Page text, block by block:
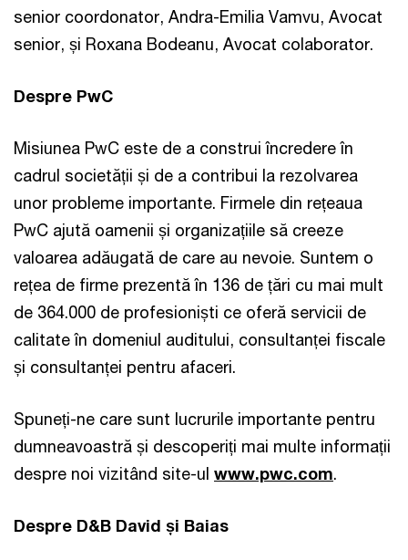
senior coordonator, Andra-Emilia Vamvu, Avocat
senior, și Roxana Bodeanu, Avocat colaborator.
Despre PwC
Misiunea PwC este de a construi încredere în
cadrul societății și de a contribui la rezolvarea
unor probleme importante. Firmele din rețeaua
PwC ajută oamenii și organizațiile să creeze
valoarea adăugată de care au nevoie. Suntem o
rețea de firme prezentă în 136 de țări cu mai mult
de 364.000 de profesioniști ce oferă servicii de
calitate în domeniul auditului, consultanței fiscale
și consultanței pentru afaceri.
Spuneți-ne care sunt lucrurile importante pentru
dumneavoastră și descoperiți mai multe informații
despre noi vizitând site-ul www.pwc.com.
Despre D&B David și Baias